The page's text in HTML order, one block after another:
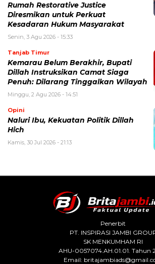
Rumah Restorative Justice
Diresmikan untuk Perkuat
Kesadaran Hukum Masyarakat
Senin, 3 Agu 2026 - 15:33
Tanjab Timur
Kemarau Belum Berakhir, Bupati
Dillah Instruksikan Camat Siaga
Penuh: Dilarang Tinggalkan Wilayah
Minggu, 2 Agu 2026 - 14:51
Opini
Naluri Ibu, Kekuatan Politik Dillah
Hich
Kamis, 30 Jul 2026 - 21:13
Penerbit
PT. INSPIRASI JAMBI
SK MENKUMHAM RI
AHU-0057074.AH.01.01. Tahun
Email: